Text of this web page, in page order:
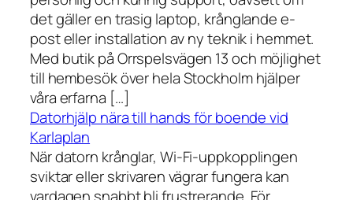
det gäller en trasig laptop, krånglande e-
post eller installation av ny teknik i hemmet.
Med butik på Orrspelsvägen 13 och möjlighet
till hembesök över hela Stockholm hjälper
våra erfarna […]
Datorhjälp nära till hands för boende vid
Karlaplan
När datorn krånglar, Wi-Fi-uppkopplingen
sviktar eller skrivaren vägrar fungera kan